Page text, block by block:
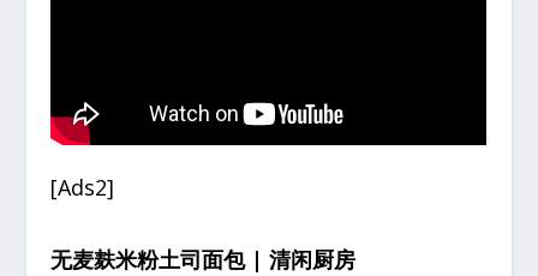
[Ads2]
无麦麸米粉土司面包 | 清闲厨房